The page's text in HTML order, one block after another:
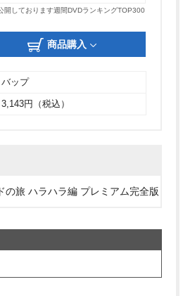
開しております週間DVDランキングTOP300
商品購入
バップ
3,143円（税込）
旅 ハラハラ編 プレミアム完全版